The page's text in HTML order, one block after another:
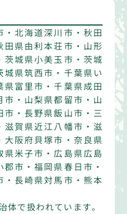
北海道深川市・秋田
田県由利本荘市・山形
茨城県小美玉市・茨城
城県筑西市・千葉県い
県富里市・千葉県成田
・山梨県都留市・山
・長野県飯山市・三
滋賀県近江八幡市・滋
大阪府貝塚市・奈良県
県米子市・広島県広島
市・福岡県春日市・
・長崎県対馬市・熊本
で扱われています。